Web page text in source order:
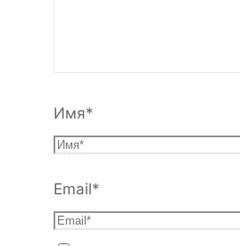
Имя*
Email*